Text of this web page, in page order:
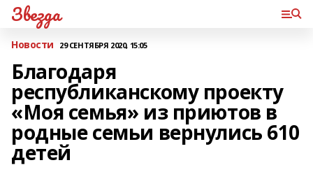
Звезда
Новости 29 СЕНТЯБРЯ 2020, 15:05
Благодаря
республиканскому проекту
«Моя семья» из приютов в
родные семьи вернулись 610
детей